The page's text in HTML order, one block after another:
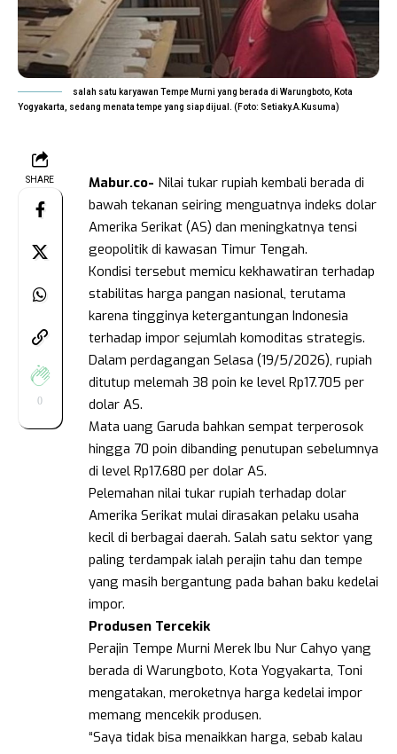
salah satu karyawan Tempe Murni yang berada di Warungboto, Kota
Yogyakarta, sedang menata tempe yang siap dijual. (Foto: Setiaky.A.Kusuma)
SHARE
0
Mabur.co- Nilai tukar rupiah kembali berada di
bawah tekanan seiring menguatnya indeks dolar
Amerika Serikat (AS) dan meningkatnya tensi
geopolitik di kawasan Timur Tengah.
Kondisi tersebut memicu kekhawatiran terhadap
stabilitas harga pangan nasional, terutama
karena tingginya ketergantungan Indonesia
terhadap impor sejumlah komoditas strategis.
Dalam perdagangan Selasa (19/5/2026), rupiah
ditutup melemah 38 poin ke level Rp17.705 per
dolar AS.
Mata uang Garuda bahkan sempat terperosok
hingga 70 poin dibanding penutupan sebelumnya
di level Rp17.680 per dolar AS.
Pelemahan nilai tukar rupiah terhadap dolar
Amerika Serikat mulai dirasakan pelaku usaha
kecil di berbagai daerah. Salah satu sektor yang
paling terdampak ialah perajin tahu dan tempe
yang masih bergantung pada bahan baku kedelai
impor.
Produsen Tercekik
Perajin Tempe Murni Merek Ibu Nur Cahyo yang
berada di Warungboto, Kota Yogyakarta, Toni
mengatakan, meroketnya harga kedelai impor
memang mencekik produsen.
“Saya tidak bisa menaikkan harga, sebab kalau